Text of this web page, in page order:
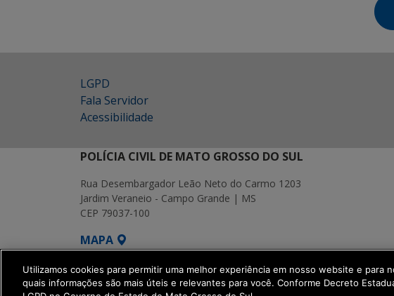
LGPD
Fala Servidor
Acessibilidade
POLÍCIA CIVIL DE MATO GROSSO DO SUL
Rua Desembargador Leão Neto do Carmo 1203
Jardim Veraneio - Campo Grande | MS
CEP 79037-100
MAPA
SETDIG | Secretaria-Executiva de Transformação
Utilizamos cookies para permitir uma melhor experiência em nosso website e para
quais informações são mais úteis e relevantes para você. Conforme Decreto